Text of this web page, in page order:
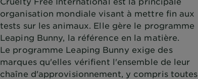
organisation mondiale visant à mettre fin aux
tests sur les animaux. Elle gère le programme
Leaping Bunny, la référence en la matière.
Le programme Leaping Bunny exige des
marques qu'elles vérifient l'ensemble de leur
chaîne d'approvisionnement, y compris toutes